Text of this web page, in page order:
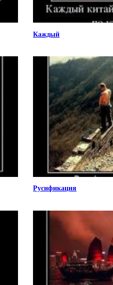
Каждый
Русификация